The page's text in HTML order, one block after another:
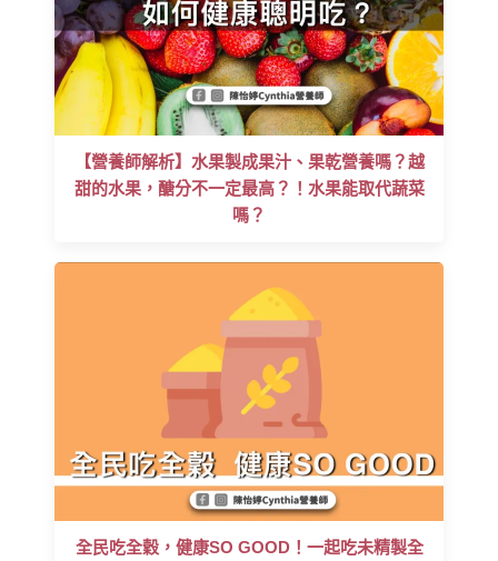
【營養師解析】水果製成果汁、果乾營養嗎？越
甜的水果，醣分不一定最高？！水果能取代蔬菜
嗎？
全民吃全穀，健康SO GOOD！一起吃未精製全